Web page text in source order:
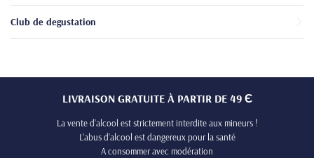
Club de degustation
LIVRAISON GRATUITE À PARTIR DE 49 Є
La vente d’alcool est strictement interdite aux mineurs !
L’abus d’alcool est dangereux pour la santé
A consommer avec modération